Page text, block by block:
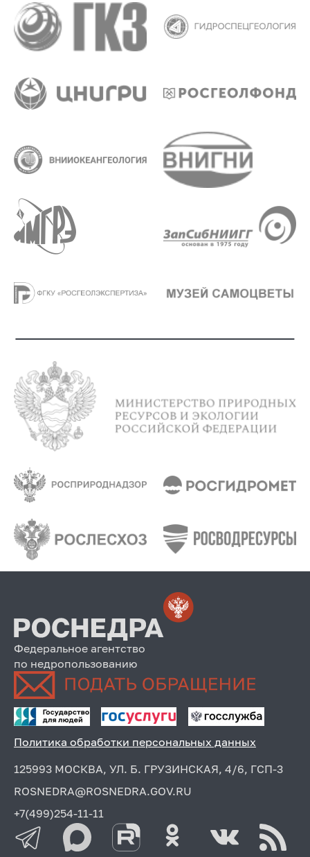
Федеральное агентство
по недропользованию
Политика обработки персональных данных
125993 МОСКВА, УЛ. Б. ГРУЗИНСКАЯ, 4/6, ГСП-3
ROSNEDRA@ROSNEDRA.GOV.RU
+7(499)254-11-11